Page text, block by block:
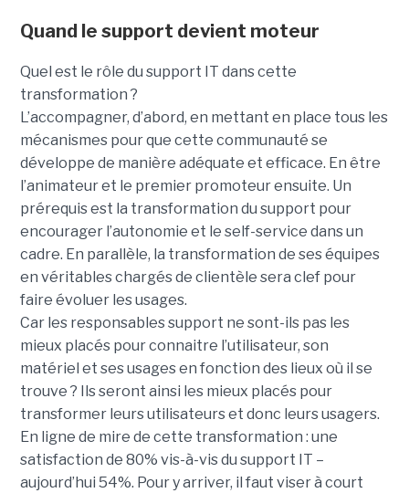
Quand le support devient moteur
Quel est le rôle du support IT dans cette
transformation ?
L’accompagner, d’abord, en mettant en place tous les
mécanismes pour que cette communauté se
développe de manière adéquate et efficace. En être
l’animateur et le premier promoteur ensuite. Un
prérequis est la transformation du support pour
encourager l’autonomie et le self-service dans un
cadre. En parallèle, la transformation de ses équipes
en véritables chargés de clientèle sera clef pour
faire évoluer les usages.
Car les responsables support ne sont-ils pas les
mieux placés pour connaitre l’utilisateur, son
matériel et ses usages en fonction des lieux où il se
trouve ? Ils seront ainsi les mieux placés pour
transformer leurs utilisateurs et donc leurs usagers.
En ligne de mire de cette transformation : une
satisfaction de 80% vis-à-vis du support IT –
aujourd’hui 54%. Pour y arriver, il faut viser à court